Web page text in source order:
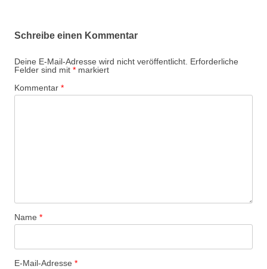
Schreibe einen Kommentar
Deine E-Mail-Adresse wird nicht veröffentlicht. Erforderliche
Felder sind mit * markiert
Kommentar *
Name *
E-Mail-Adresse *